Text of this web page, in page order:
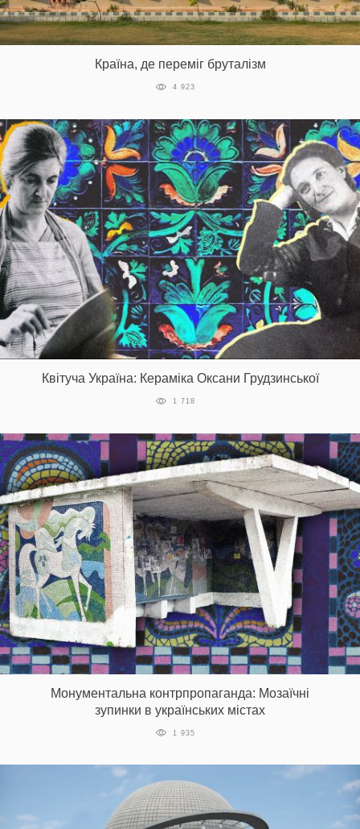
Країна, де переміг бруталізм
4 923
Квітуча Україна: Кераміка Оксани Грудзинської
1 718
Монументальна контрпропаганда: Мозаїчні
зупинки в українських містах
1 935